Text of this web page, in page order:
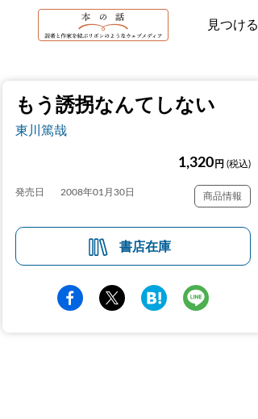
見つける
もう誘拐なんてしない
東川篤哉
1,320 円 (税込)
発売日 2008年01月30日 商品情報
書店在庫